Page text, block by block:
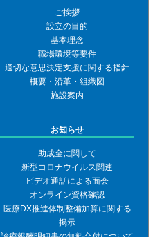
ご挨拶
設立の目的
基本理念
職場環境等要件
適切な意思決定支援に関する指針
概要・沿革・組織図
施設案内
お知らせ
助成金に関して
新型コロナウイルス関連
ビデオ通話による面会
オンライン資格確認
医療DX推進体制整備加算に関する
掲示